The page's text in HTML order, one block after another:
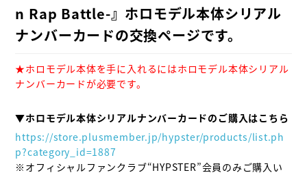
n Rap Battle-』ホロモデル本体シリアル
ナンバーカードの交換ページです。
★ホロモデル本体を手に入れるにはホロモデル本体シリアル
ナンバーカードが必要です。
▼ホロモデル本体シリアルナンバーカードのご購入はこちら
https://store.plusmember.jp/hypster/products/list.ph
p?category_id=1887
※オフィシャルファンクラブ“HYPSTER”会員のみご購入い